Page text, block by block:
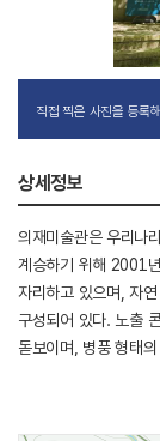
직접 찍은 사진을 등록
상세정보
의재미술관은 우리나
계승하기 위해 2001
자리하고 있으며, 자
구성되어 있다. 노출
돋보이며, 병풍 형태
미술관에서는 의재
문화행사를 통해 지역